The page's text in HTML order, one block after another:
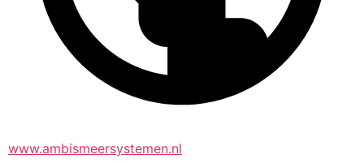
www.ambismeersystemen.nl